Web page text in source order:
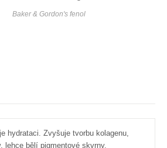
Baker & Gordon's fenol
hydrataci. Zvyšuje tvorbu kolagenu,
lehce bělí pigmentové skvrny.